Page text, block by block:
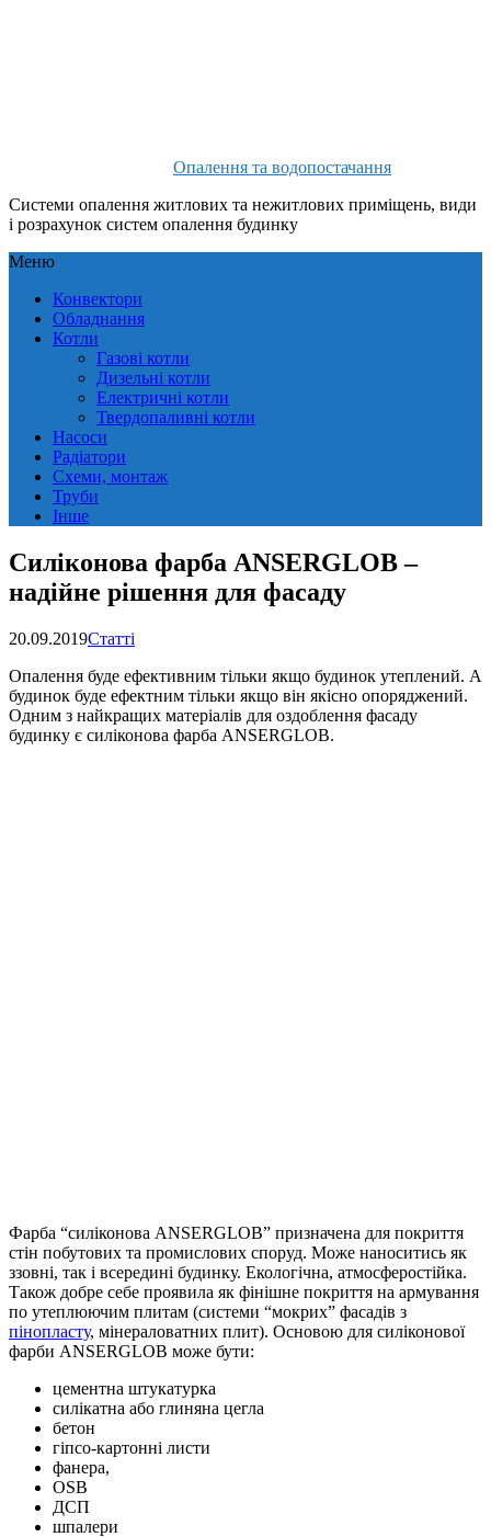
Опалення та водопостачання
Системи опалення житлових та нежитлових приміщень, види
і розрахунок систем опалення будинку
Меню
Конвектори
Обладнання
Котли
Газові котли
Дизельні котли
Електричні котли
Твердопаливні котли
Насоси
Радіатори
Схеми, монтаж
Труби
Інше
Силіконова фарба ANSERGLOB –
надійне рішення для фасаду
20.09.2019Статті
Опалення буде ефективним тільки якщо будинок утеплений. А
будинок буде ефектним тільки якщо він якісно опоряджений.
Одним з найкращих матеріалів для оздоблення фасаду
будинку є силіконова фарба ANSERGLOB.
Фарба “силіконова ANSERGLOB” призначена для покриття
стін побутових та промислових споруд. Може наноситись як
ззовні, так і всередині будинку. Екологічна, атмосферостійка.
Також добре себе проявила як фінішне покриття на армування
по утеплюючим плитам (системи “мокрих” фасадів з
пінопласту, мінераловатних плит). Основою для силіконової
фарби ANSERGLOB може бути:
цементна штукатурка
силікатна або глиняна цегла
бетон
гіпсо-картонні листи
фанера,
OSB
ДСП
шпалери